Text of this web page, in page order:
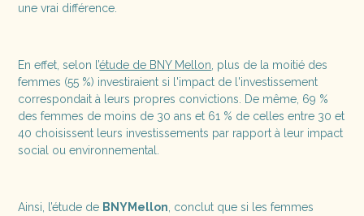
une vrai différence.
En effet, selon l’étude de BNY Mellon , plus de la moitié des
femmes (55 %) investiraient si l'impact de l'investissement
correspondait à leurs propres convictions. De même, 69 %
des femmes de moins de 30 ans et 61 % de celles entre 30 et
40 choisissent leurs investissements par rapport à leur impact
social ou environnemental.
Ainsi, l’étude de BNYMellon , conclut que si les femmes